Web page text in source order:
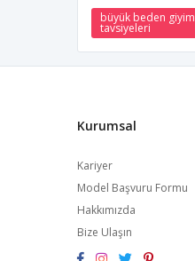
büyük beden giyim
tavsiyeleri
Kurumsal
Kariyer
Model Başvuru Formu
Hakkımızda
Bize Ulaşın